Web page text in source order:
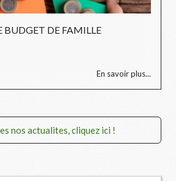
BUDGET DE FAMILLE
En savoir plus...
nos actualites, cliquez ici !